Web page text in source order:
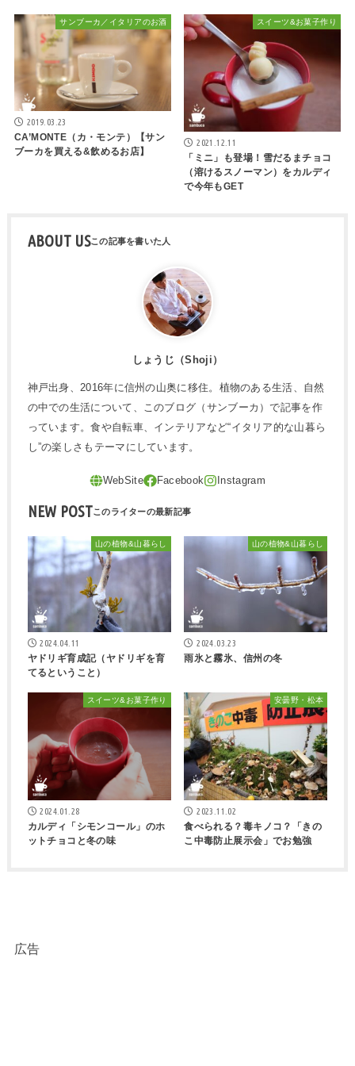
サンブーカ／イタリアのお酒
2019.03.23
CA’MONTE（カ・モンテ）【サン
ブーカを買える&飲めるお店】
スイーツ&お菓子作り
2021.12.11
「ミニ」も登場！雪だるまチョコ
（溶けるスノーマン）をカルディ
で今年もGET
ABOUT US
しょうじ（Shoji）
神戸出身、2016年に信州の山奥に移住。植物のある生活、自然
の中での生活について、このブログ（サンブーカ）で記事を作
っています。食や自転車、インテリアなど“イタリア的な山暮ら
し”の楽しさもテーマにしています。
NEW POST
山の植物&山暮らし
2024.04.11
ヤドリギ育成記（ヤドリギを育
てるということ）
山の植物&山暮らし
2024.03.23
雨氷と霧氷、信州の冬
スイーツ&お菓子作り
2024.01.28
カルディ「シモンコール」のホ
ットチョコと冬の味
安曇野・松本
2023.11.02
食べられる？毒キノコ？「きの
こ中毒防止展示会」でお勉強
広告